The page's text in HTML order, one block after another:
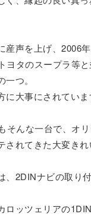
産声を上げ、2006
ヨタのスープラ等
つ。
大事にされていま
そんな一台で、オ
されてきた大変きれ
、2DINナビの取り
ロッツェリアの